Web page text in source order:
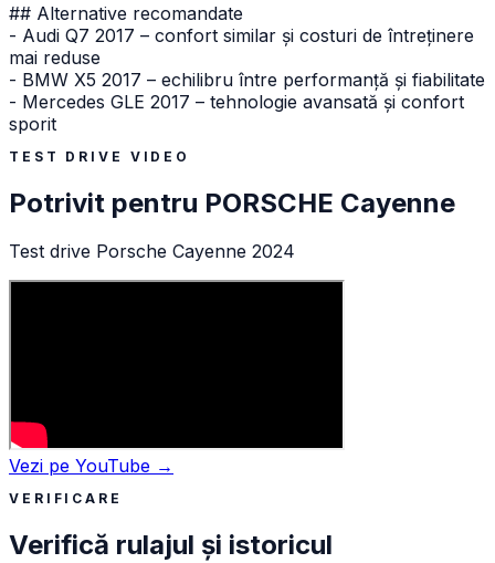
## Alternative recomandate
- Audi Q7 2017 – confort similar și costuri de întreținere
mai reduse
- BMW X5 2017 – echilibru între performanță și fiabilitate
- Mercedes GLE 2017 – tehnologie avansată și confort
sporit
TEST DRIVE VIDEO
Potrivit pentru PORSCHE Cayenne
Test drive Porsche Cayenne 2024
Vezi pe YouTube →
VERIFICARE
Verifică rulajul și istoricul